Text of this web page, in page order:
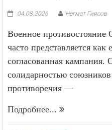
04.08.2026 Негмат Гиясов
Военное
часто представляется как
согласованная кампания.
солидарностью
противоречия —
Подробнее...